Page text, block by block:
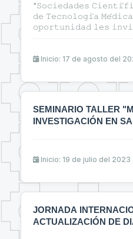
"𝚂𝚘𝚌𝚒𝚎𝚍𝚊𝚍𝚎𝚜
𝚍𝚎 𝚃𝚎𝚌𝚗𝚘𝚕𝚘𝚐𝚒́𝚊
𝚘𝚙𝚘𝚛𝚝𝚞𝚗𝚒𝚍𝚊𝚍 𝚕𝚎𝚜
ᴇʟᴀʙᴏʀᴀᴄɪᴏ́ɴ ᴅᴇ ᴀʀᴛɪ́ᴄᴜʟᴏs
sᴀʟᴜᴅ"🔰
Inicio: 17 de agosto del
SEMINARIO TALLER
INVESTIGACIÓN EN
Inicio: 19 de julio del 2023
JORNADA
ACTUALIZACIÓN DE